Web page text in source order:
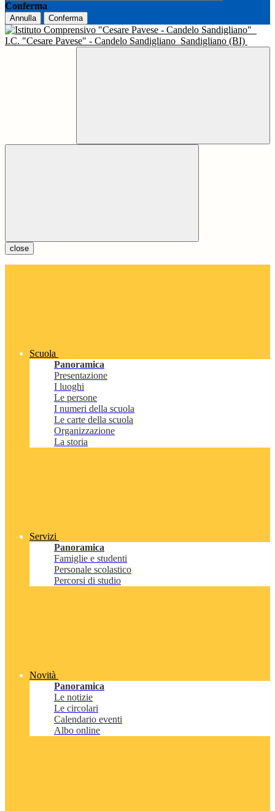
Conferma
Annulla Conferma
I.C. "Cesare Pavese" - Candelo Sandigliano Sandigliano (BI)
close
Scuola
Panoramica
Presentazione
I luoghi
Le persone
I numeri della scuola
Le carte della scuola
Organizzazione
La storia
Servizi
Panoramica
Famiglie e studenti
Personale scolastico
Percorsi di studio
Novità
Panoramica
Le notizie
Le circolari
Calendario eventi
Albo online